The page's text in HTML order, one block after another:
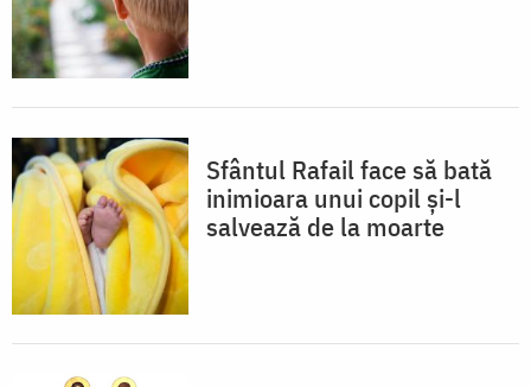
Sfântul Rafail face să bată
inimioara unui copil și-l
salvează de la moarte